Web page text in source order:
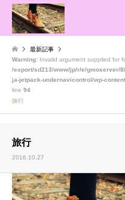
最新記事
Warning: Invalid argument supplied for
/export/sd213/www/jp/r/e/gmoserver/
ja-jetpack-undernavicontrol/wp-
line 94
旅行
旅行
2016.10.27